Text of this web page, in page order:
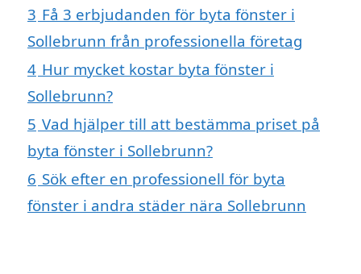
3 Få 3 erbjudanden för byta fönster i
Sollebrunn från professionella företag
4 Hur mycket kostar byta fönster i
Sollebrunn?
5 Vad hjälper till att bestämma priset på
byta fönster i Sollebrunn?
6 Sök efter en professionell för byta
fönster i andra städer nära Sollebrunn